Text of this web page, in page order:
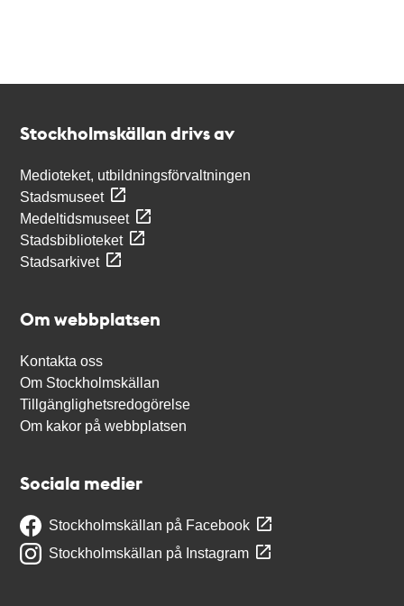
Stockholmskällan drivs av
Medioteket, utbildningsförvaltningen
Stadsmuseet
Medeltidsmuseet
Stadsbiblioteket
Stadsarkivet
Om webbplatsen
Kontakta oss
Om Stockholmskällan
Tillgänglighetsredogörelse
Om kakor på webbplatsen
Sociala medier
Stockholmskällan på Facebook
Stockholmskällan på Instagram